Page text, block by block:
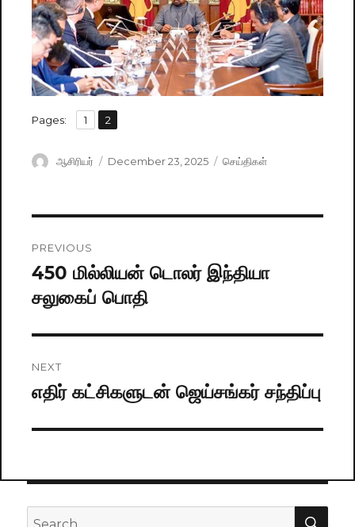
Pages: Page
1 ,
Page
2
Author
ஆசிரியர்
Posted
December 23, 2025 Categories
செய்திகள்
navigation
PREVIOUS
Previous
post:
450 மில்லியன் டொலர் இந்தியா
சலுகைப் பொதி
NEXT
Next
எதிர் கட்சிகளுடன் ஜெய்சங்கர் சந்திப்பு
Search